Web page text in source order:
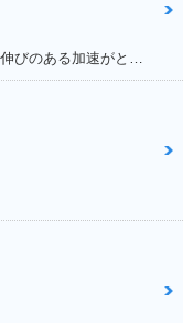
満足ポイント:車体が軽く、パワーもあるので伸びのある加速がとてもいいです。 高速道路も走りましたが、とても楽しめました。 また三気筒エンジンがとても気持ちよく、 国産車で三気筒エンジンはとても貴重だと感じた１台です。